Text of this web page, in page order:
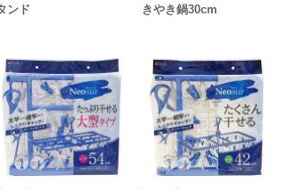
ンド
きやき鍋30cm